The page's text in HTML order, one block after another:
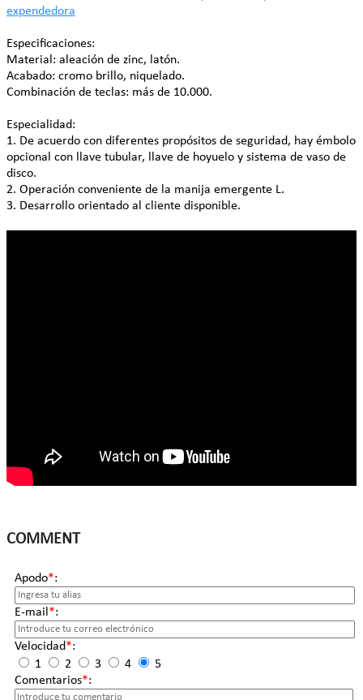
expendedora
Especificaciones:
Material: aleación de zinc, latón.
Acabado: cromo brillo, niquelado.
Combinación de teclas: más de 10.000.
Especialidad:
1. De acuerdo con diferentes propósitos de seguridad, hay émbolo
opcional con llave tubular, llave de hoyuelo y sistema de vaso de
disco.
2. Operación conveniente de la manija emergente L.
3. Desarrollo orientado al cliente disponible.
COMMENT
Apodo*:
E-mail *:
Velocidad*:
1
2 3 4
5
Comentarios*: